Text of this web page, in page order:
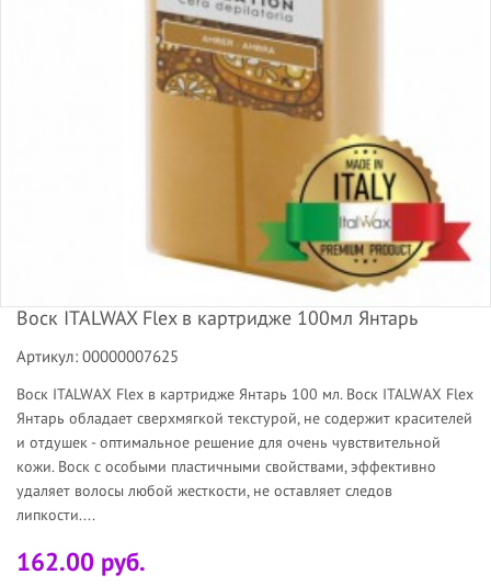
Воск ITALWAX Flex в картридже 100мл Янтарь
Артикул: 00000007625
Воск ITALWAX Flex в картридже Янтарь 100 мл. Воск ITALWAX Flex
Янтарь обладает сверхмягкой текстурой, не содержит красителей
и отдушек - оптимальное решение для очень чувствительной
кожи. Воск с особыми пластичными свойствами, эффективно
удаляет волосы любой жесткости, не оставляет следов
липкости....
162.00 руб.